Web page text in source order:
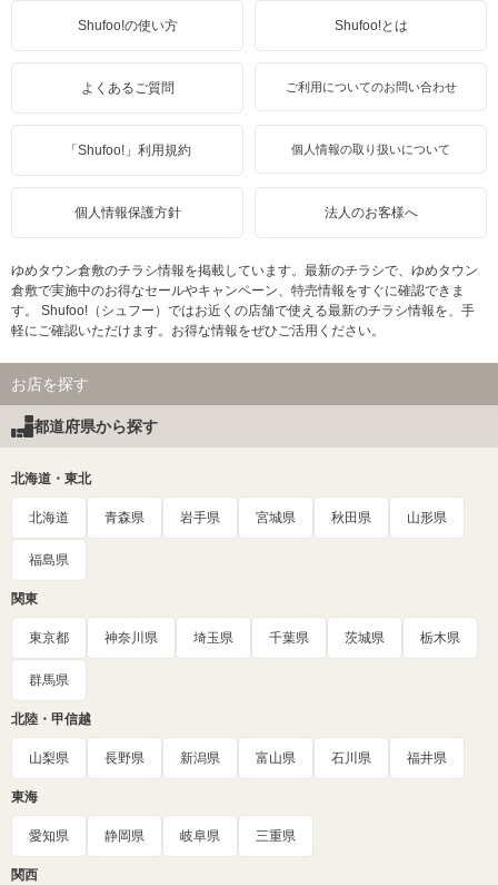
Shufoo!の使い方 Shufoo!とは
よくあるご質問 ご利用についてのお問い合わせ
「Shufoo!」利用規約 個人情報の取り扱いについて
個人情報保護方針 法人のお客様へ
ゆめタウン倉敷のチラシ情報を掲載しています。最新のチラシで、ゆめタウン
倉敷で実施中のお得なセールやキャンペーン、特売情報をすぐに確認できま
す。 Shufoo!（シュフー）ではお近くの店舗で使える最新のチラシ情報を、手
軽にご確認いただけます。お得な情報をぜひご活用ください。
お店を探す
都道府県から探す
北海道・東北
北海道 青森県 岩手県 宮城県 秋田県 山形県
福島県
関東
東京都 神奈川県 埼玉県 千葉県 茨城県 栃木県
群馬県
北陸・甲信越
山梨県 長野県 新潟県 富山県 石川県 福井県
東海
愛知県 静岡県 岐阜県 三重県
関西